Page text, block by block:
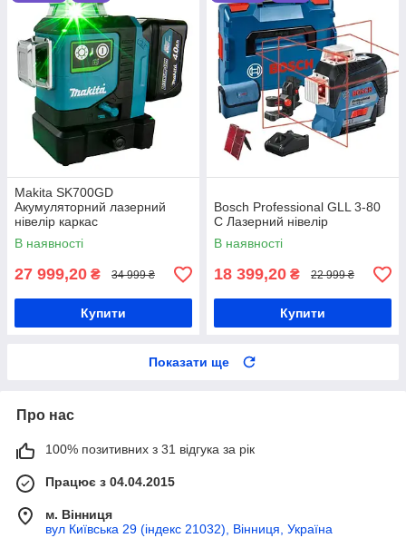
Makita SK700GD
Акумуляторний лазерний
нівелір каркас
В наявності
27 999,20 ₴ 34 999 ₴
Купити
Bosch Professional GLL 3-80
C Лазерний нівелір
В наявності
18 399,20 ₴ 22 999 ₴
Купити
Показати ще
Про нас
100% позитивних з 31 відгука за рік
Працює з 04.04.2015
м. Вінниця
вул Київська 29 (індекс 21032), Вінниця, Україна